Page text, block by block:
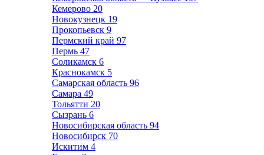
Кемерово 20
Новокузнецк 19
Прокопьевск 9
Пермский край 97
Пермь 47
Соликамск 6
Краснокамск 5
Самарская область 96
Самара 49
Тольятти 20
Сызрань 6
Новосибирская область 94
Новосибирск 70
Искитим 4